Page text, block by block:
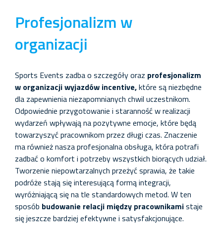
Profesjonalizm w
organizacji
Sports Events zadba o szczegóły oraz profesjonalizm
w organizacji wyjazdów incentive,które są niezbędne
dla zapewnienia niezapomnianych chwil uczestnikom.
Odpowiednie przygotowanie i staranność w realizacji
wydarzeń wpływają na pozytywne emocje, które będą
towarzyszyć pracownikom przez długi czas. Znaczenie
ma również nasza profesjonalna obsługa, która potrafi
zadbać o komfort i potrzeby wszystkich biorących udział.
Tworzenie niepowtarzalnych przeżyć sprawia, że takie
podróże stają się interesującą formą integracji,
wyróżniającą się na tle standardowych metod. W ten
sposób budowanie relacji między pracownikamistaje
się jeszcze bardziej efektywne i satysfakcjonujące.